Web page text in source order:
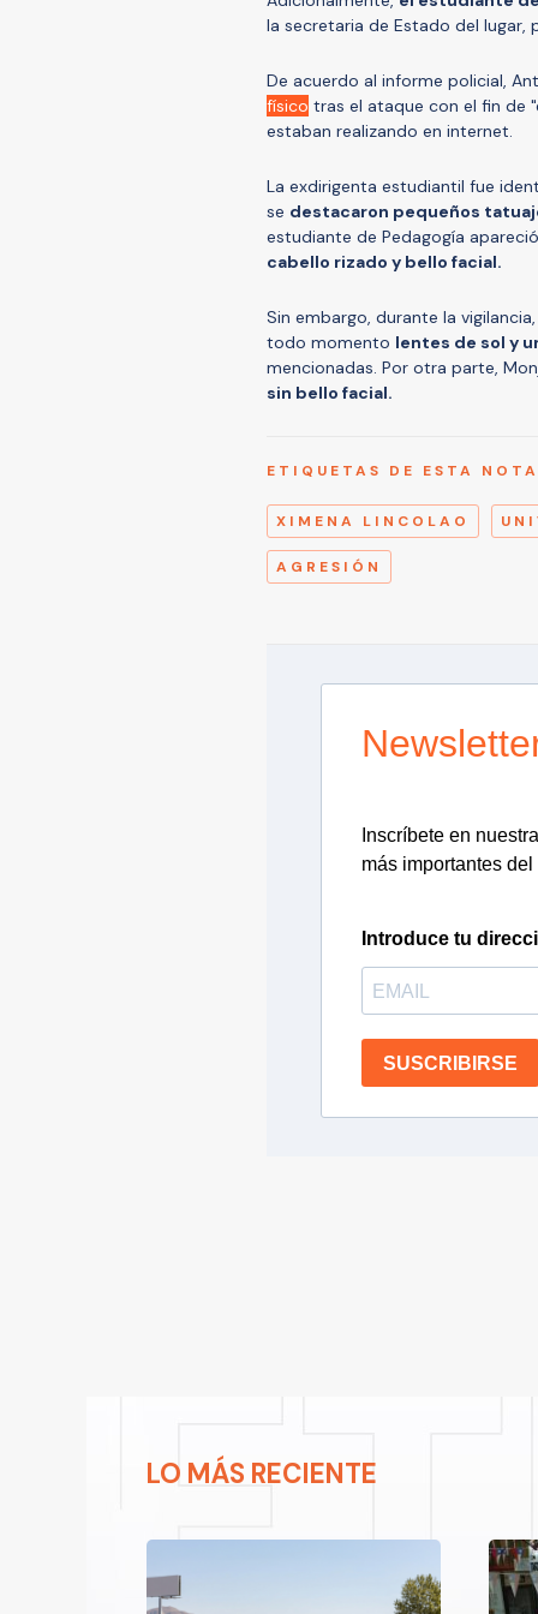
la secretaria de Estado del
De acuerdo al informe policial,
físico tras el ataque con el fin de
estaban realizando en internet.
La exdirigenta estudiantil fue
se destacaron pequeños
estudiante de Pedagogía
cabello rizado y bello facial.
Sin embargo, durante la
todo momento lentes de sol y
mencionadas. Por otra parte,
sin bello facial.
ETIQUETAS DE ESTA NOTA
XIMENA LINCOLAO
AGRESIÓN
Inscríbete en
más importantes
Introduce tu
SUSCRIBIRSE
LO MÁS RECIENTE